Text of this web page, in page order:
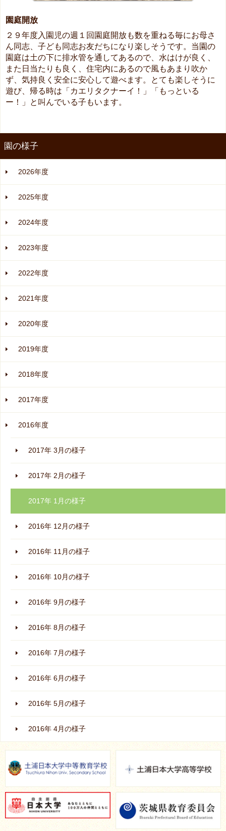
園庭開放
２９年度入園児の週１回園庭開放も数を重ねる毎にお母さ
ん同志、子ども同志お友だちになり楽しそうです。当園の
園庭は土の下に排水管を通してあるので、水はけが良く、
また日当たりも良く、住宅内にあるので風もあまり吹か
ず、気持良く安全に安心して遊べます。とても楽しそうに
遊び、帰る時は「カエリタクナーイ！」「もっといる
ー！」と叫んでいる子もいます。
園の様子
2026年度
2025年度
2024年度
2023年度
2022年度
2021年度
2020年度
2019年度
2018年度
2017年度
2016年度
2017年 3月の様子
2017年 2月の様子
2017年 1月の様子
2016年 12月の様子
2016年 11月の様子
2016年 10月の様子
2016年 9月の様子
2016年 8月の様子
2016年 7月の様子
2016年 6月の様子
2016年 5月の様子
2016年 4月の様子